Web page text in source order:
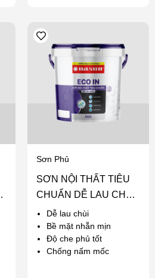
Sơn Phủ
SƠN NỘI THẤT TIÊU
CHUẨN DỄ LAU CHÙI
NASUN ECO IN
Dễ lau chùi
Bề mặt nhẵn mịn
Độ che phủ tốt
Chống nấm mốc